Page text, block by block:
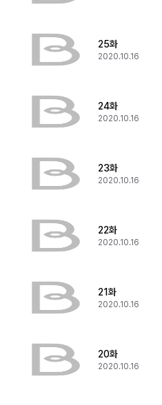
25화
2020.10.16
24화
2020.10.16
23화
2020.10.16
22화
2020.10.16
21화
2020.10.16
20화
2020.10.16